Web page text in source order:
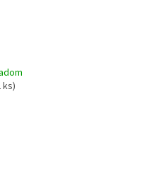
ks)